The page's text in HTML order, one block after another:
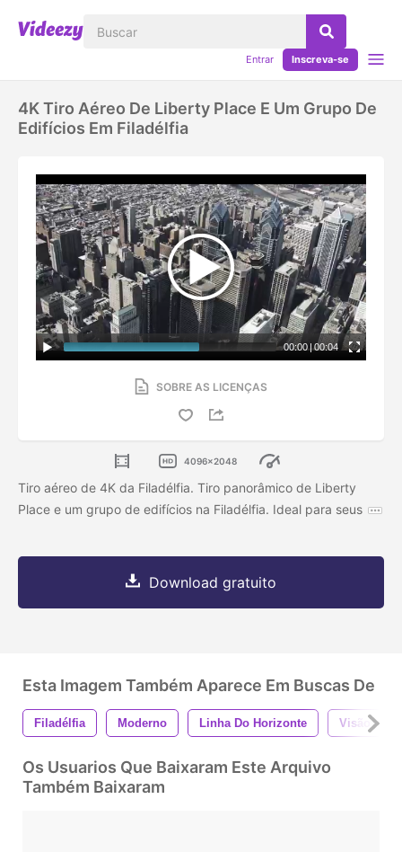
Entrar Inscreva-se
4K Tiro Aéreo De Liberty Place E Um Grupo De
Edifícios Em Filadélfia
00:00 | 00:04
SOBRE AS LICENÇAS
4096x2048
Tiro aéreo de 4K da Filadélfia. Tiro panorâmico de Liberty
Place e um grupo de edifícios na Filadélfia. Ideal para seus
Download gratuito
Esta Imagem Também Aparece Em Buscas De
Filadélfia Moderno Linha Do Horizonte Visão
Os Usuarios Que Baixaram Este Arquivo
Também Baixaram